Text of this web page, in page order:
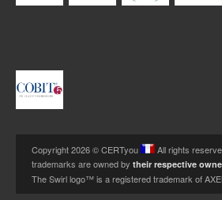
Copyright 2026 © CERTyou
All rights
trademarks are owned by their respective
The Swirl logo™ is a registered trademark of